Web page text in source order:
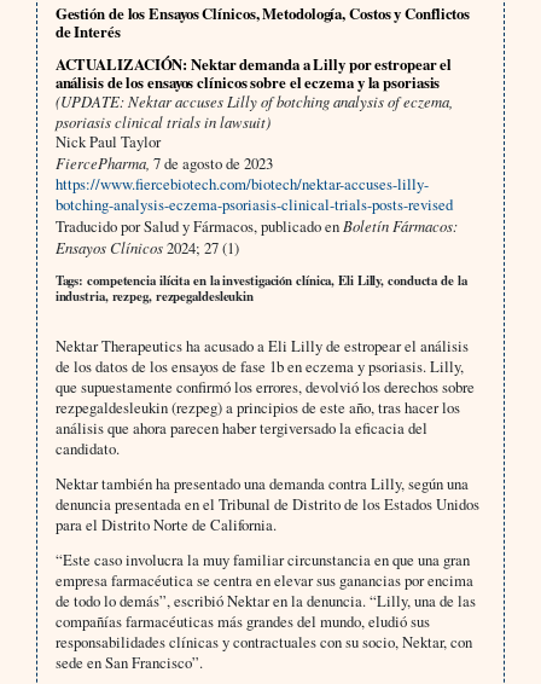
Gestión de los Ensayos Clínicos, Metodología, Costos y Conflictos
de Interés
ACTUALIZACIÓN: Nektar demanda a Lilly por estropear el
análisis de los ensayos clínicos sobre el eczema y la psoriasis
(UPDATE: Nektar accuses Lilly of botching analysis of eczema,
psoriasis clinical trials in lawsuit)
Nick Paul Taylor
FiercePharma, 7 de agosto de 2023
https://www.fiercebiotech.com/biotech/nektar-accuses-lilly-
botching-analysis-eczema-psoriasis-clinical-trials-posts-revised
Traducido por Salud y Fármacos, publicado en Boletín Fármacos:
Ensayos Clínicos2024; 27 (1)
Tags: competencia ilícita en la investigación clínica, Eli Lilly, conducta de la
industria, rezpeg, rezpegaldesleukin
Nektar Therapeutics ha acusado a Eli Lilly de estropear el análisis
de los datos de los ensayos de fase 1b en eczema y psoriasis. Lilly,
que supuestamente confirmó los errores, devolvió los derechos sobre
rezpegaldesleukin (rezpeg) a principios de este año, tras hacer los
análisis que ahora parecen haber tergiversado la eficacia del
candidato.
Nektar también ha presentado una demanda contra Lilly, según una
denuncia presentada en el Tribunal de Distrito de los Estados Unidos
para el Distrito Norte de California.
“Este caso involucra la muy familiar circunstancia en que una gran
empresa farmacéutica se centra en elevar sus ganancias por encima
de todo lo demás”, escribió Nektar en la denuncia. “Lilly, una de las
compañías farmacéuticas más grandes del mundo, eludió sus
responsabilidades clínicas y contractuales con su socio, Nektar, con
sede en San Francisco”.